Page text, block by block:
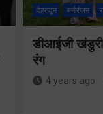
देहरादून मनोरंजन
डीआईजी
रंग
4 years ago